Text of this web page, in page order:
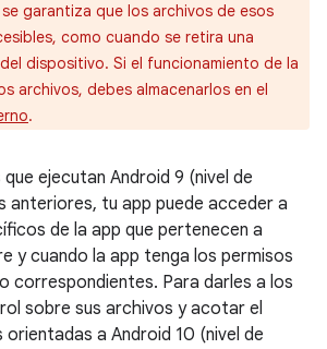
garantiza que los archivos de esos
como cuando se retira una
dispositivo. Si el funcionamiento de la
archivos, debes almacenarlos en el
.
ejecutan Android 9 (nivel de
anteriores, tu app puede acceder a
de la app que pertenecen a
y cuando la app tenga los permisos
correspondientes. Para darles a los
sobre sus archivos y acotar el
orientadas a Android 10 (nivel de